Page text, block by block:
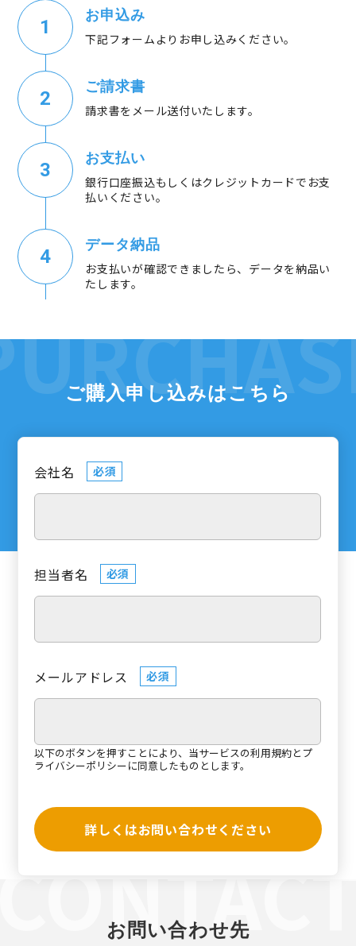
お申込み
下記フォームよりお申し込みください。
ご請求書
請求書をメール送付いたします。
お支払い
銀行口座振込もしくはクレジットカードでお支
払いください。
データ納品
お支払いが確認できましたら、データを納品い
たします。
ご購入申し込みはこちら
会社名 必須
担当者名 必須
メールアドレス 必須
以下のボタンを押すことにより、当サービスの利用規約と プ
ライバシーポリシーに同意したものとします。
詳しくはお問い合わせください
お問い合わせ先